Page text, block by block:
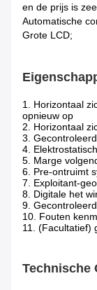
en de prijs is
Automatische
Grote LCD;
1. Horizontaal
opnieuw op
2. Horizontaal
3.
4.
5. Marge
6. Pre-ontruimt
7. Exploitant-
8. Digitale het
9.
10. Fouten
11. (Facultatief)
Technische